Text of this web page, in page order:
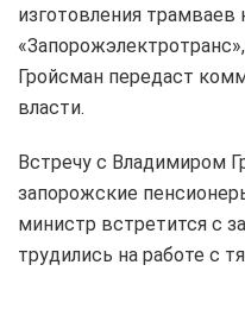
изготовления трамваев
Гройсман передаст
власти.
Встречу с Владимиром
запорожские
министр встретится с
трудились на работе с